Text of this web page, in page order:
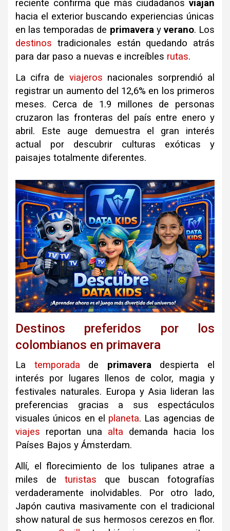
reciente confirma que más ciudadanos viajan
hacia el exterior buscando experiencias únicas
en las temporadas de primaveray verano. Los
destinos tradicionales están quedando atrás
para dar paso a nuevas e increíbles rutas.
La cifra de viajeros nacionales sorprendió al
registrar un aumento del 12,6% en los primeros
meses. Cerca de 1.9 millones de personas
cruzaron las fronteras del país entre enero y
abril . Este auge demuestra el gran interés
actual por descubrir culturas exóticas y
paisajes totalmente diferentes.
Destinos preferidos por los
colombianos en primavera
La temporada de primaveradespierta el
interés por lugares llenos de color, magia y
festivales naturales. Europa y Asia lideran las
preferencias gracias a sus espectáculos
visuales únicos en el planeta. Las agencias de
viajes reportan una alta demanda hacia los
Países Bajos y Ámsterdam.
Allí, el florecimiento de los tulipanes atrae a
miles de turistas que buscan fotografías
verdaderamente inolvidables.
Por otro lado,
Japón cautiva masivamente con el tradicional
show natural de sus hermosos cerezos en flor.